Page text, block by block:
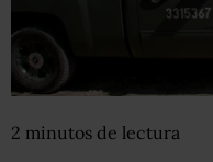
2 minutos de lectura